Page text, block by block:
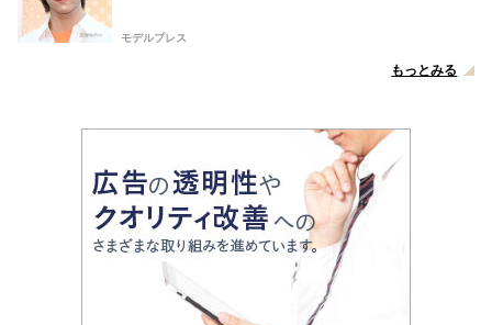
モデルプレス
もっとみる